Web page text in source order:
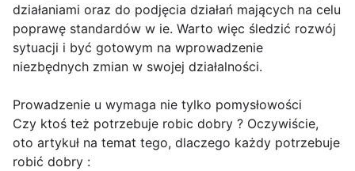
działaniami oraz do podjęcia działań mających na celu
poprawę standardów w ie. Warto więc śledzić rozwój
sytuacji i być gotowym na wprowadzenie
niezbędnych zmian w swojej działalności.
Prowadzenie u wymaga nie tylko pomysłowości
Czy ktoś też potrzebuje robic dobry ? Oczywiście,
oto artykuł na temat tego, dlaczego każdy potrzebuje
robić dobry :